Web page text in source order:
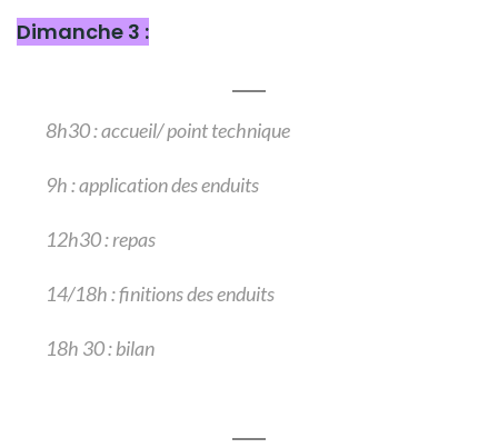
Dimanche 3 :
8h30 : accueil/ point technique
9h :application des enduits
12h30 : repas
14/18h : finitions des enduits
18h 30 : bilan